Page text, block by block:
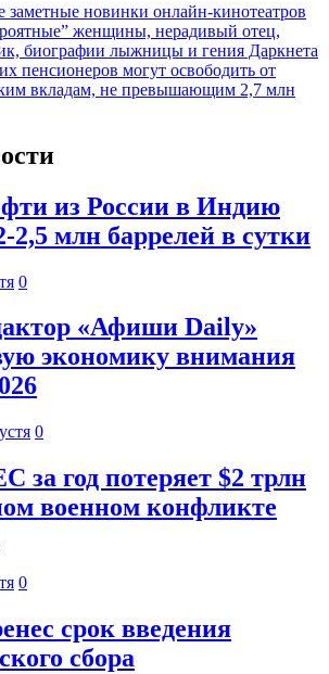
заметные новинки онлайн-кинотеатров
женщины, нерадивый отец,
биографии лыжницы и гения Даркнета
пенсионеров могут освободить от
вкладам, не превышающим 2,7 млн
из России в Индию
2,5 млн баррелей в сутки
0
«Афиши Daily»
экономику внимания
0
за год потеряет $2 трлн
военном конфликте
0
срок введения
сбора